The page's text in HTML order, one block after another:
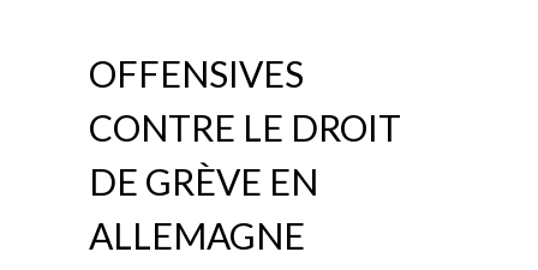
OFFENSIVES
CONTRE LE DROIT
DE GRÈVE EN
ALLEMAGNE